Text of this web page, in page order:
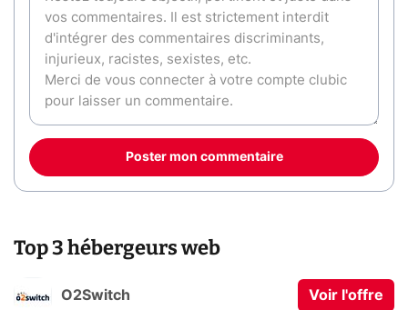
Poster mon commentaire
Top 3 hébergeurs web
O2Switch Voir l'offre